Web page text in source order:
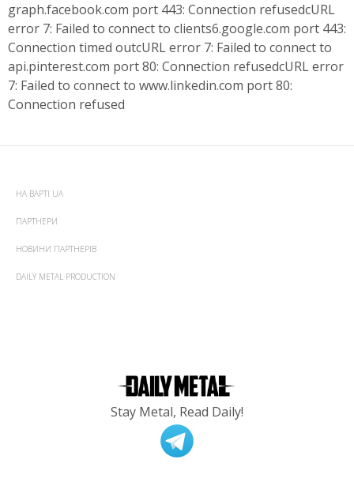
graph.facebook.com port 443: Connection refusedcURL
error 7: Failed to connect to clients6.google.com port 443:
Connection timed outcURL error 7: Failed to connect to
api.pinterest.com port 80: Connection refusedcURL error
7: Failed to connect to www.linkedin.com port 80:
Connection refused
НА ВАРТІ UA
ПАРТНЕРИ
НОВИНИ ПАРТНЕРІВ
DAILY METAL PRODUCTION
Stay Metal, Read Daily!